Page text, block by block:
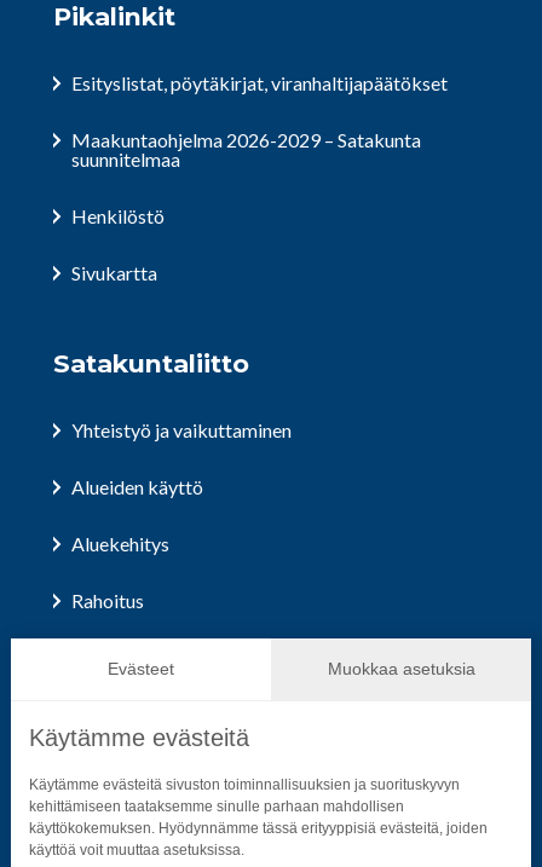
Evästeet Muokkaa asetuksia
Käytämme evästeitä
Käytämme evästeitä sivuston toiminnallisuuksien ja suorituskyvyn
kehittämiseen taataksemme sinulle parhaan mahdollisen
käyttökokemuksen. Hyödynnämme tässä erityyppisiä evästeitä, joiden
käyttöä voit muuttaa asetuksissa.
Pikalinkit
Esityslistat, pöytäkirjat, viranhaltijapäätökset
Maakuntaohjelma 2026-2029 – Satakunta
suunnitelmaa
Henkilöstö
Sivukartta
Satakuntaliitto
Yhteistyö ja vaikuttaminen
Alueiden käyttö
Aluekehitys
Rahoitus
Hallinto ja päätöksenteko
Seuraa sosiaalisessa mediassa
Neliön mallinen ikoni, joka kuvastaa f-kirjainta.
Neliön mallinen ikoni, joka kuvastaa f-kirjainta.
Neliön mallinen ikoni, joka kuvastaa
Neliön mallinen ikoni, jonka
Neliön mallinen ikoni,
Neliön mallinen